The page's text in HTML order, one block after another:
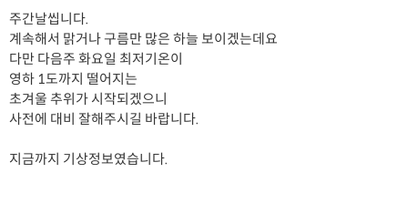
주간날씹니다.
계속해서 맑거나 구름만 많은 하늘 보이겠는데요
다만 다음주 화요일 최저기온이
영하 1도까지 떨어지는
초겨울 추위가 시작되겠으니
사전에 대비 잘해주시길 바랍니다.
지금까지 기상정보였습니다.